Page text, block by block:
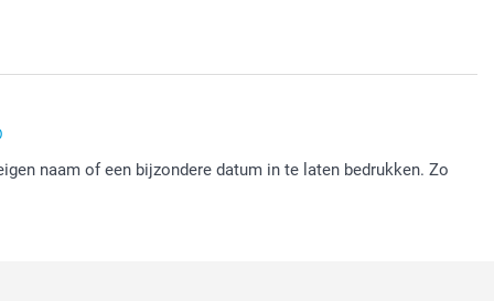
naam of een bijzondere datum in te laten bedrukken. Zo